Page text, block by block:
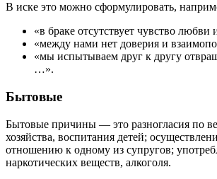
В иске это можно сформулировать,
«в браке отсутствует чувство
«между нами нет доверия и
«мы испытываем друг к другу
…».
Бытовые
Бытовые причины — это разногласия по
хозяйства, воспитания детей;
отношению к одному из супругов;
наркотических веществ, алкоголя.